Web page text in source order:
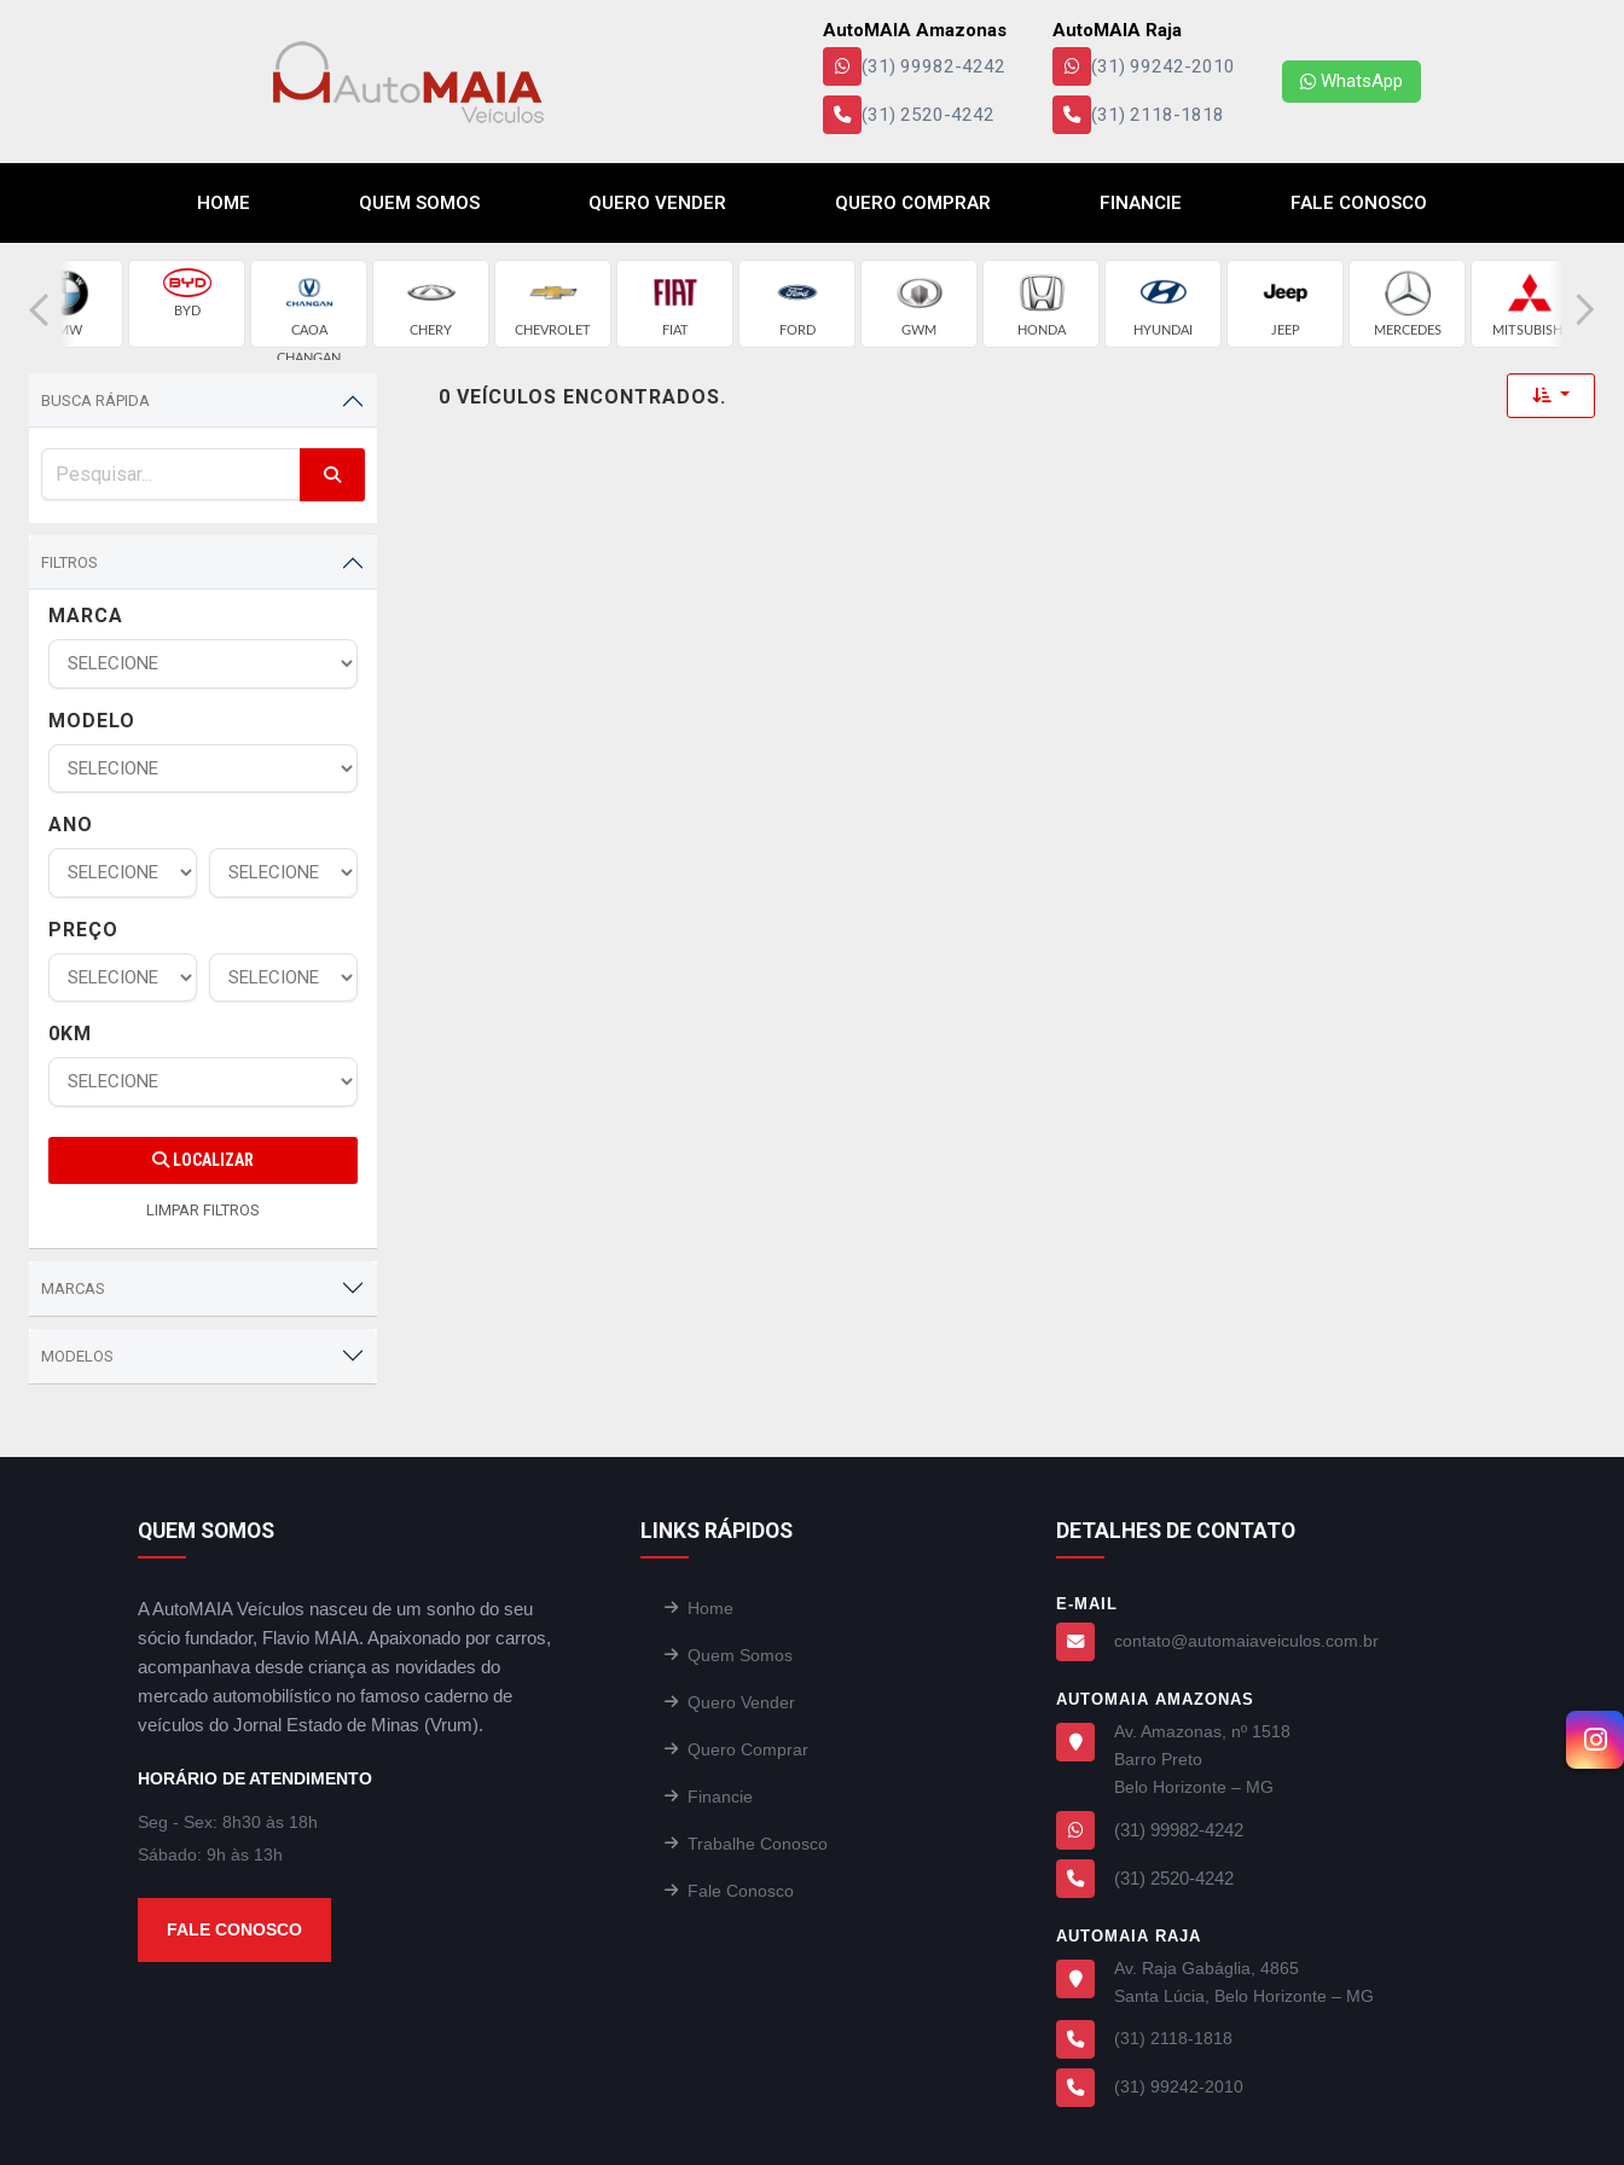
AutoMAIA Amazonas
(31) 99982-4242
(31) 2520-4242
AutoMAIA Raja
(31) 99242-2010
(31) 2118-1818
WhatsApp
HOME QUEM SOMOS QUERO VENDER QUERO COMPRAR FINANCIE FALE CONOSCO
BMW
BYD
CAOA
CHANGAN
CHERY CHEVROLET FIAT FORD GWM HONDA HYUNDAI JEEP MERCEDES MITSUBISHI
BUSCA RÁPIDA
FILTROS
MARCA
MODELO
ANO
PREÇO
0KM
LOCALIZAR
LIMPAR FILTROS
MARCAS
MODELOS
0 VEÍCULOS ENCONTRADOS. Toggle
QUEM SOMOS
A AutoMAIA Veículos nasceu de um sonho do seu
sócio fundador, Flavio MAIA. Apaixonado por carros,
acompanhava desde criança as novidades do
mercado automobilístico no famoso caderno de
veículos do Jornal Estado de Minas (Vrum).
HORÁRIO DE ATENDIMENTO
Seg - Sex: 8h30 às 18h
Sábado: 9h às 13h
FALE CONOSCO
LINKS RÁPIDOS
Home
Quem Somos
Quero Vender
Quero Comprar
Financie
Trabalhe Conosco
Fale Conosco
DETALHES DE CONTATO
E-MAIL
contato@automaiaveiculos.com.br
AUTOMAIA AMAZONAS
Av. Amazonas, nº 1518
Barro Preto
Belo Horizonte – MG
(31) 99982-4242
(31) 2520-4242
AUTOMAIA RAJA
Av. Raja Gabáglia, 4865
Santa Lúcia, Belo Horizonte – MG
(31) 2118-1818
(31) 99242-2010